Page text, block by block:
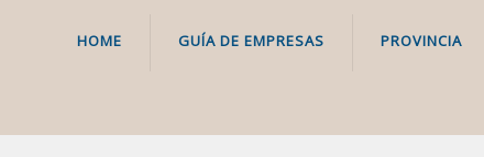
HOME GUÍA DE EMPRESAS PROVINCIA